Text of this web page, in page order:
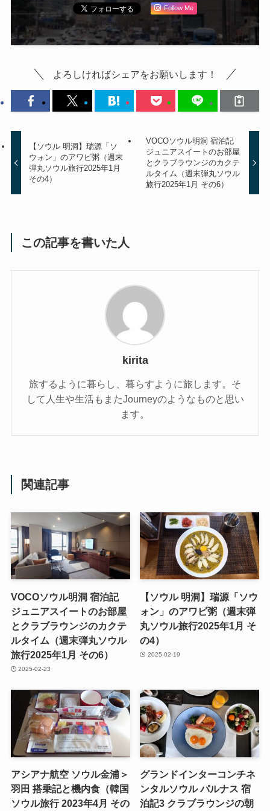
Follow Me
よろしければシェアをお願いします！
【ソウル 明洞】瑞源「ソ
ウォン」のアワビ粥（週末
弾丸ソウル旅行2025年1月
その4）
VOCOソウル明洞 宿泊記
ジュニアスイートのお部屋
とクラブラウンジのカクテ
ルタイム（週末弾丸ソウル
旅行2025年1月 その6）
この記事を書いた人
kirita
旅するように暮らし、暮らすように旅します。そ
して人生や生活もまたJourneyのようなものと思い
ます。
関連記事
VOCOソウル明洞 宿泊記
ジュニアスイートのお部屋
とクラブラウンジのカクテ
ルタイム（週末弾丸ソウル
旅行2025年1月 その6）
2025-02-23
【ソウル 明洞】瑞源「ソウ
ォン」のアワビ粥（週末弾
丸ソウル旅行2025年1月 そ
の4）
2025-02-19
アシアナ航空 ソウル金浦＞
羽田 搭乗記と機内食（韓国
ソウル旅行 2023年4月 その
グランドインターコンチネ
ンタルソウル パルナス 宿
泊記3 クラブラウンジの朝